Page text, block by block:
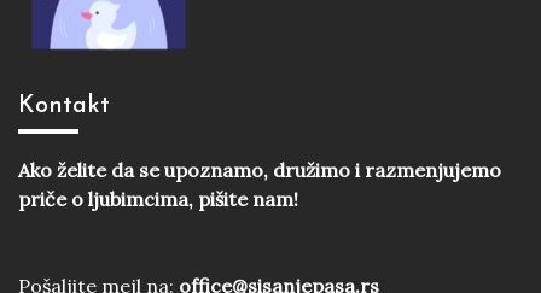
Kontakt
Ako želite da se upoznamo, družimo i razmenjujemo
priče o ljubimcima, pišite nam!
Pošaljite mejl na: office@sisanjepasa.rs